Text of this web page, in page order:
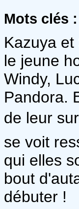
Mots clés
Kazuya
le jeune
Windy,
Pandora.
de leur
se voit
qui elles
bout
débuter !